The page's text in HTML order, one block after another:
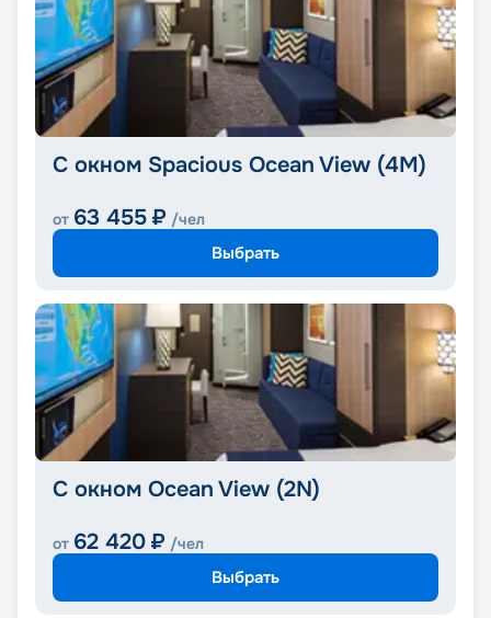
С окном Spacious Ocean View (4M)
от 63 455 ₽ /чел
Выбрать
С окном Ocean View (2N)
от 62 420 ₽ /чел
Выбрать